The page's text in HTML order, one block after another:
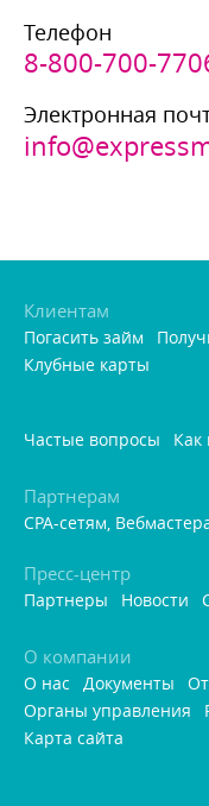
Телефон
8-800-700-
Электронная
Клиентам
Погасить займ
Клубные карты
Частые вопросы Как
Партнерам
CPA-сетям,
Пресс-центр
Партнеры Новости
О компании
О нас Документы
Органы управления
Карта сайта